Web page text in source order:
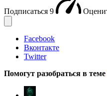
Подписаться 9
Facebook
Вконтакте
Twitter
Помогут разобраться в теме